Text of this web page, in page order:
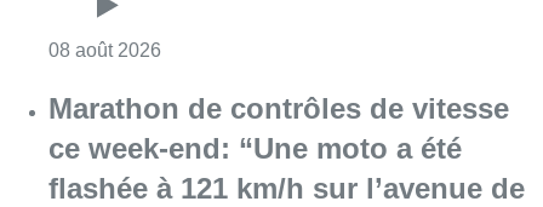
08 août 2026
Marathon de contrôles de vitesse
ce week-end: “Une moto a été
flashée à 121 km/h sur l’avenue de